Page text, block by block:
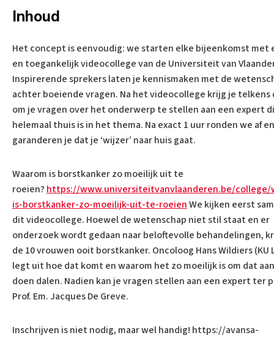
Inhoud
Het concept is eenvoudig: we starten elke bijeenkomst met
en toegankelijk videocollege van de Universiteit van
Inspirerende sprekers laten je kennismaken met de
achter boeiende vragen. Na het videocollege krijg je telkens
om je vragen over het onderwerp te stellen aan een expert
helemaal thuis is in het thema. Na exact 1 uur ronden we af en
garanderen je dat je ‘wijzer’ naar huis gaat.
Waarom is borstkanker zo moeilijk uit te
roeien? https://www.universiteitvanvlaanderen.be/college/
is-borstkanker-zo-moeilijk-uit-te-roeienWe kijken eerst
dit videocollege. Hoewel de wetenschap niet stil staat en er
onderzoek wordt gedaan naar beloftevolle behandelingen,
de 10 vrouwen ooit borstkanker. Oncoloog Hans Wildiers (KU
legt uit hoe dat komt en waarom het zo moeilijk is om dat
doen dalen. Nadien kan je vragen stellen aan een expert ter
Prof. Em. Jacques De Greve.
Inschrijven is niet nodig, maar wel handig! https://avansa-